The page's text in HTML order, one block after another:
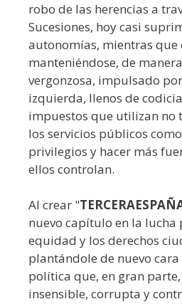
robo de las herencias a
Sucesiones, hoy casi
autonomías, mientras que
manteniéndose, de
vergonzosa, impulsado
izquierda, llenos de
impuestos que utilizan no
los servicios públicos
privilegios y hacer más
ellos controlan.
Al crear "
nuevo capítulo en la lucha
equidad y los derechos
plantándole de nuevo cara
política que, en gran
insensible, corrupta y